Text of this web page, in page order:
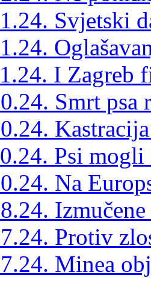
Svjetski
I Zagreb
Smrt psa
Psi
Na
Protiv
Minea